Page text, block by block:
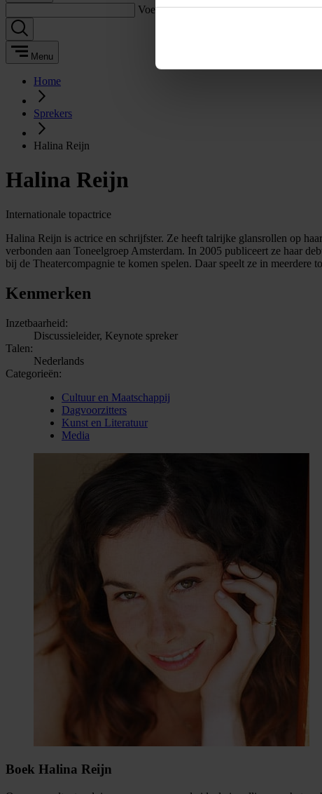
Voer een zoekterm in:
Menu
Home
Sprekers
Halina Reijn
Halina Reijn
Internationale topactrice
Halina Reijn is actrice en schrijfster. Ze heeft talrijke glansrollen op
verbonden aan Toneelgroep Amsterdam. In 2005 publiceert ze haar
bij de Theatercompagnie te komen spelen. Daar speelt ze in meerdere
Kenmerken
Inzetbaarheid:
Discussieleider, Keynote spreker
Talen:
Nederlands
Categorieën:
Cultuur en Maatschappij
Dagvoorzitters
Kunst en Literatuur
Media
Boek Halina Reijn